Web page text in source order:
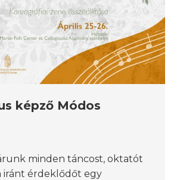
képző Módos
minden táncost, oktatót
iránt érdeklődőt egy